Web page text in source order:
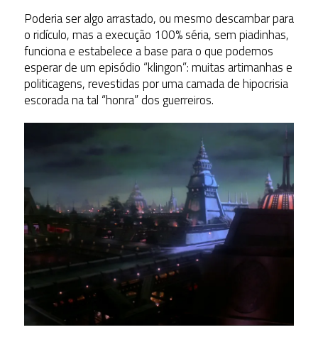
Poderia ser algo arrastado, ou mesmo descambar para
o ridículo, mas a execução 100% séria, sem piadinhas,
funciona e estabelece a base para o que podemos
esperar de um episódio “klingon”: muitas artimanhas e
politicagens, revestidas por uma camada de hipocrisia
escorada na tal “honra” dos guerreiros.